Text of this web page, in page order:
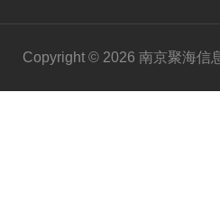
Copyright © 2026 南京聚海信